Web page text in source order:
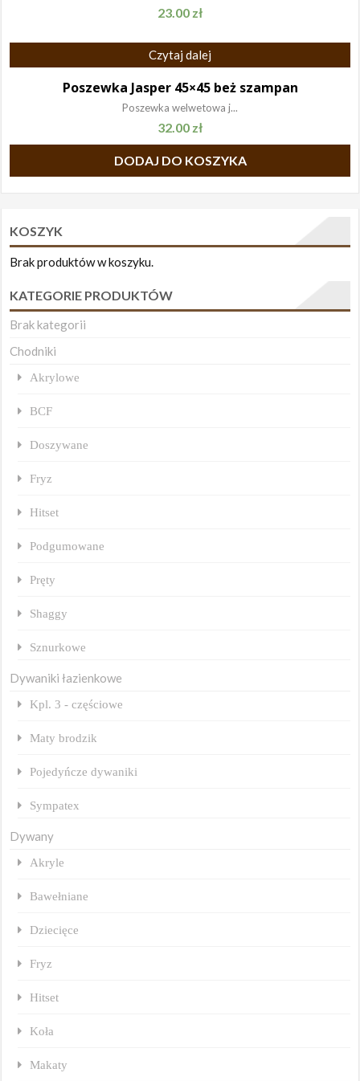
23.00 zł
Czytaj dalej
Poszewka Jasper 45×45 beż szampan
Poszewka welwetowa j...
32.00 zł
DODAJ DO KOSZYKA
KOSZYK
Brak produktów w koszyku.
KATEGORIE PRODUKTÓW
Brak kategorii
Chodniki
Akrylowe
BCF
Doszywane
Fryz
Hitset
Podgumowane
Pręty
Shaggy
Sznurkowe
Dywaniki łazienkowe
Kpl. 3 - częściowe
Maty brodzik
Pojedyńcze dywaniki
Sympatex
Dywany
Akryle
Bawełniane
Dziecięce
Fryz
Hitset
Koła
Makaty